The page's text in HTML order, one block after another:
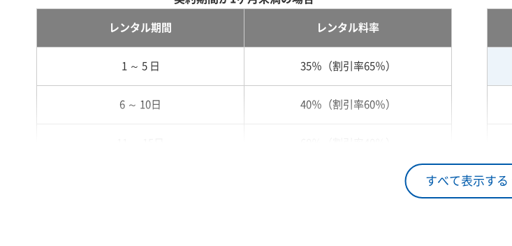
すべて表示する
レンタル期間 レンタル料率
1 ～ 5 日 35％（割引率65％）
6 ～ 10日 40％（割引率60％）